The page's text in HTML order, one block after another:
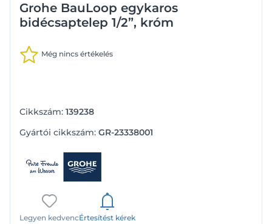
Grohe BauLoop egykaros
bidécsaptelep 1/2”, króm
Még nincs értékelés
Cikkszám: 139238
Gyártói cikkszám: GR-23338001
Legyen kedvencÉrtesítést kérek